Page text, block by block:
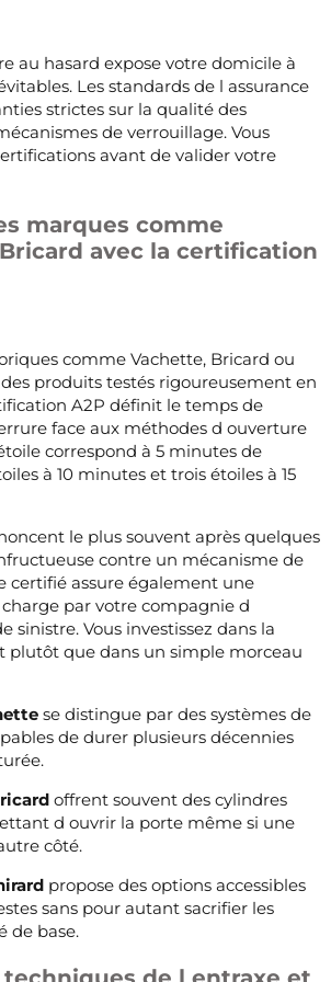
au hasard expose votre domicile à
Les standards de l assurance
strictes sur la qualité des
de verrouillage. Vous
avant de valider votre
marques comme
avec la certification
comme Vachette, Bricard ou
produits testés rigoureusement en
A2P définit le temps de
face aux méthodes d ouverture
correspond à 5 minutes de
à 10 minutes et trois étoiles à 15
le plus souvent après quelques
contre un mécanisme de
certifié assure également une
par votre compagnie d
sinistre. Vous investissez dans la
plutôt que dans un simple morceau
se distingue par des systèmes de
de durer plusieurs décennies
offrent souvent des cylindres
d ouvrir la porte même si une
côté.
propose des options accessibles
sans pour autant sacrifier les
de base.